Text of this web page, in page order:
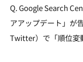
Q. Google Search
アアップデート」が
Twitter）で「順位変